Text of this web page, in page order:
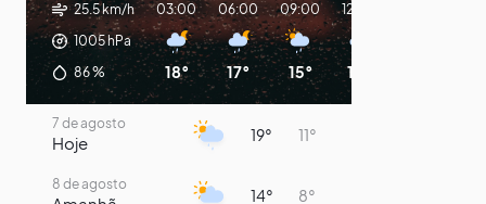
25.5 km/h
1005hPa
86%
03:00
18°
06:00
17°
09:00
15°
12:00
14°
7 de agosto
Hoje 19° 11°
8 de agosto
14° 8°